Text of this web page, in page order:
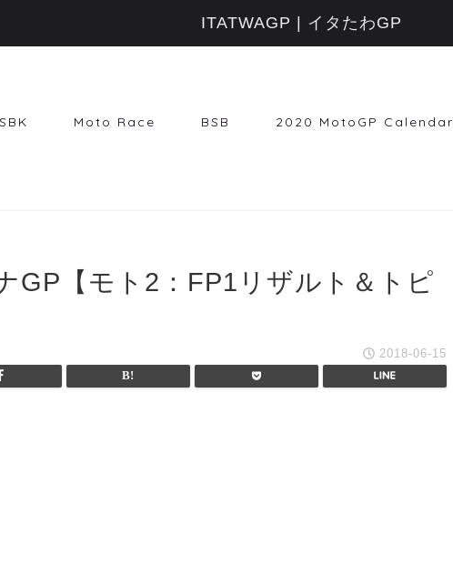
SBK Moto Race BSB 2020 MotoGP Calendar
GP【モト2：FP1リザルト＆トピ
2018-06-15
ITATWAGP | イタたわGP